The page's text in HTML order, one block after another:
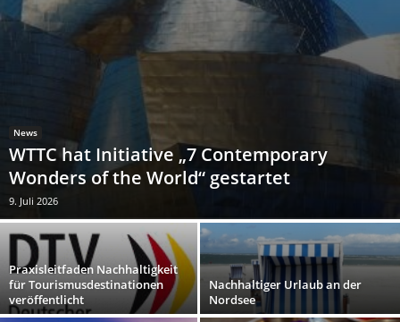
News
WTTC hat Initiative „7 Contemporary
Wonders of the World“ gestartet
9. Juli 2026
Praxisleitfaden Nachhaltigkeit
für Tourismusdestinationen
veröffentlicht
Nachhaltiger Urlaub an der
Nordsee